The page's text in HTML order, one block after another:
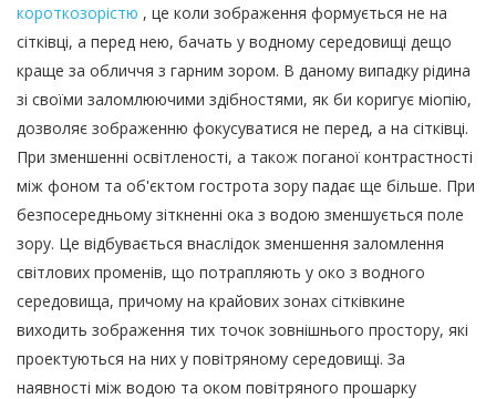
короткозорістю , це коли зображення формується не на
сітківці, а перед нею, бачать у водному середовищі дещо
краще за обличчя з гарним зором. В даному випадку рідина
зі своїми заломлюючими здібностями, як би коригує міопію,
дозволяє зображенню фокусуватися не перед, а на сітківці.
При зменшенні освітленості, а також поганої контрастності
між фоном та об'єктом гострота зору падає ще більше. При
безпосередньому зіткненні ока з водою зменшується поле
зору. Це відбувається внаслідок зменшення заломлення
світлових променів, що потрапляють у око з водного
середовища, причому на крайових зонах сітківкине
виходить зображення тих точок зовнішнього простору, які
проектуються на них у повітряному середовищі. За
наявності між водою та оком повітряного прошарку